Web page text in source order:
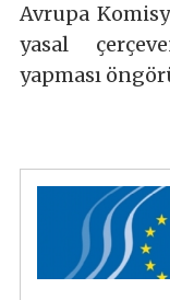
Avrupa
yasal
yapması